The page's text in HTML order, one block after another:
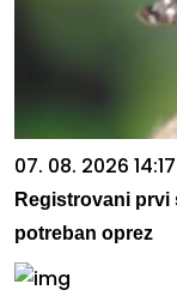
07. 08. 2026 14:17
Registrovani prvi
potreban oprez